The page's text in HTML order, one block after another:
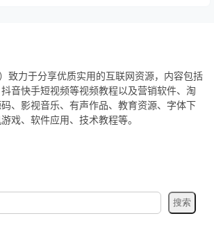
致力于分享优质实用的互联网资源，内容包括
音快手短视频等视频教程以及营销软件、淘
、影视音乐、有声作品、教育资源、字体下
戏、软件应用、技术教程等。